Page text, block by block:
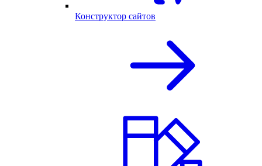
Конструктор сайтов